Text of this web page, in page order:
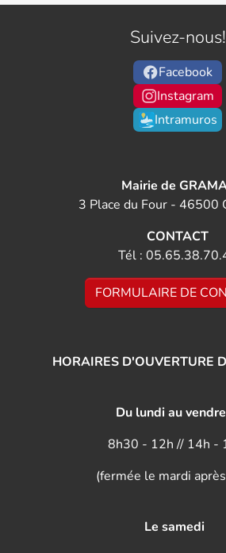
Suivez-nous!
Facebook
Instagram
Intramuros
Mairie de
3 Place du Four - 46500
CONTACT
Tél :
FORMULAIRE DE
HORAIRES D'OUVERTURE
Du lundi au
8h30 - 12h // 14h -
(fermée le mardi
Le samedi